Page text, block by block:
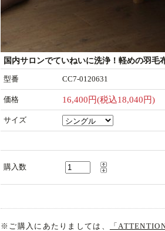
国内サロンでていねいに洗浄！軽めの羽毛
型番 CC7-0120631
価格 16,400円(税込18,040円)
サイズ
購入数
※ご購入にあたりましては、 「